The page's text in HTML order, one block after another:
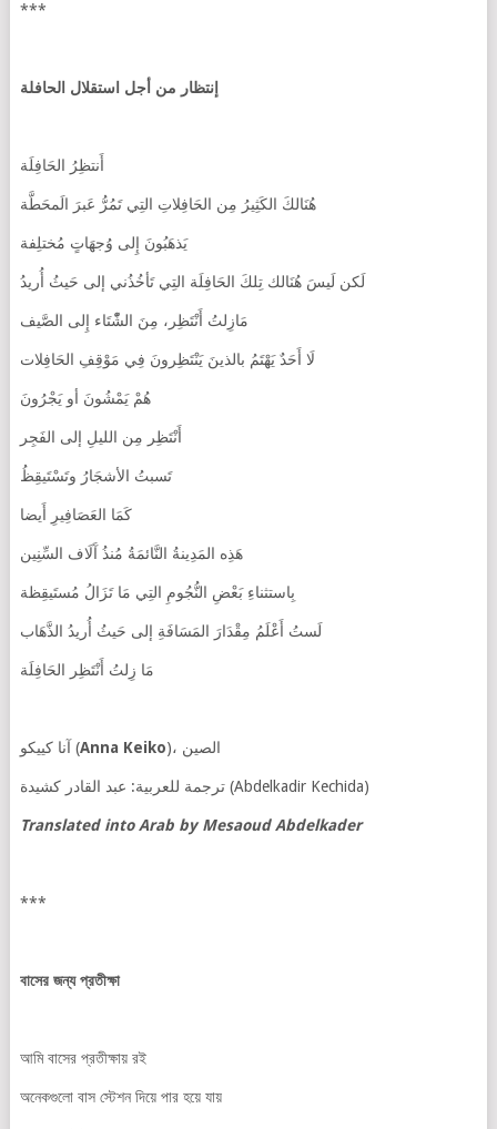
***
إنتظار من أجل استقلال الحافلة
أَنتظِرُ الحَافِلَة
هُنَالكَ الكَثِيرُ مِن الحَافِلاتِ التِي تَمُرُّ عَبرَ الَمحَطَّة
يَذهَبُونَ إِلى وُجهَاتٍ مُختلِفة
لَكن لَيسَ هُنَالك تِلكَ الحَافِلَة التِي تَأخُذُني إلى حَيثُ أُريدُ
مَازِلتُ أَنْتَظِر، مِنَ الشّْتَاء إِلى الصَّيف
لَا أَحَدٌ يَهْتَمُ بالذينَ يَنْتَظِرونَ فِي مَوْقِفِ الحَافِلات
هُمْ يَمْشُونَ أو يَجْرُونَ
أَنْتَظِر مِن الليلِ إلى الفَجِر
تَسبتُ الأشجَارُ وتَسْتَيقِظُ
كَمَا العَصَافِيرِ أَيضا
هَذِه المَدِينةُ النَّائمَةُ مُنذُ آَلَاف السِّنِين
بِاستثناءِ بَعْضِ النُّجُومِ التِي مَا تَزَالُ مُستَيقِظة
لَستُ أَعْلَمُ مِقْدَارَ المَسَافَةِ إلى حَيثُ أُريدُ الذَّهَاب
مَا زِلتُ أَنْتَظِر الحَافِلَة
آنا كييكو (Anna Keiko )، الصين
ترجمة للعربية: عبد القادر كشيدة (Abdelkadir Kechida)
Translated into Arab by Mesaoud Abdelkader
***
বাসের জন্য প্রতীক্ষা
আমি বাসের প্রতীক্ষায় রই
অনেকগুলো বাস স্টেশন দিয়ে পার হয়ে যায়